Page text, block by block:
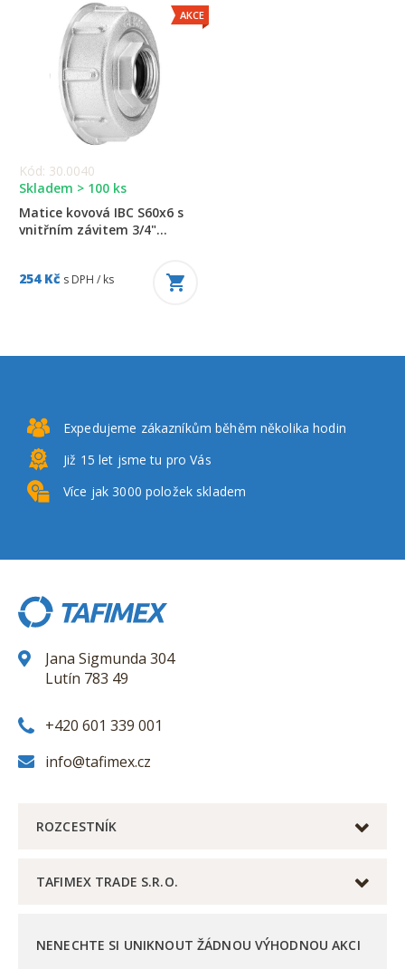
AKCE
Kód: 30.0040
Skladem > 100 ks
Matice kovová IBC S60x6 s
vnitřním závitem 3/4"...
254 Kč s DPH / ks
Expedujeme zákazníkům běhěm několika hodin
Již 15 let jsme tu pro Vás
Více jak 3000 položek skladem
Jana Sigmunda 304
Lutín 783 49
+420 601 339 001
info@tafimex.cz
ROZCESTNÍK
TAFIMEX TRADE S.R.O.
NENECHTE SI UNIKNOUT ŽÁDNOU VÝHODNOU AKCI